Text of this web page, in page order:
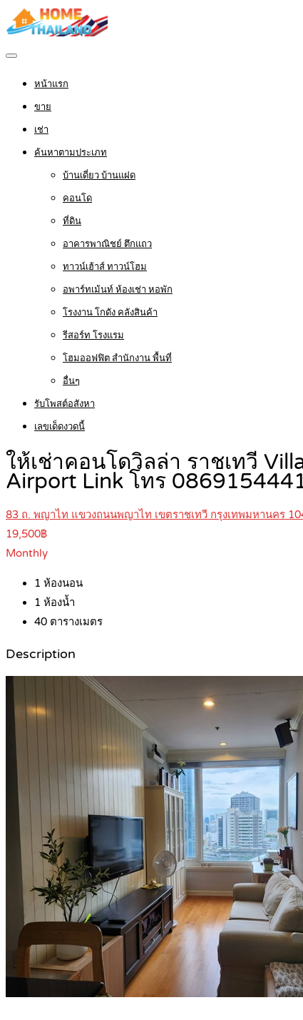
หน้าแรก
ขาย
เช่า
ค้นหาตามประเภท
บ้านเดี่ยว บ้านแฝด
คอนโด
ที่ดิน
อาคารพาณิชย์ ตึกแถว
ทาวน์เฮ้าส์ ทาวน์โฮม
อพาร์ทเม้นท์ ห้องเช่า หอพัก
โรงงาน โกดัง คลังสินค้า
รีสอร์ท โรงแรม
โฮมออฟฟิต สำนักงาน พื้นที่
อื่นๆ
รับโพสต์อสังหา
เลขเด็ดงวดนี้
ให้เช่าคอนโดวิลล่า ราชเทวี
Airport Link โทร
83 ถ. พญาไท แขวงถนนพญาไท เขตราชเทวี กรุงเทพมหานคร
19,500฿
Monthly
1 ห้องนอน
1 ห้องน้ำ
40 ตารางเมตร
Description